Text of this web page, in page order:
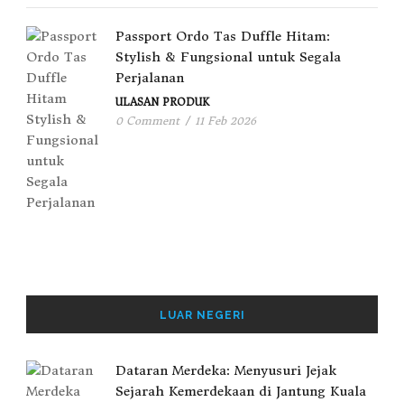
Passport Ordo Tas Duffle Hitam:
Stylish & Fungsional untuk Segala
Perjalanan
ULASAN PRODUK
0 Comment / 11 Feb 2026
LUAR NEGERI
Dataran Merdeka: Menyusuri Jejak
Sejarah Kemerdekaan di Jantung Kuala